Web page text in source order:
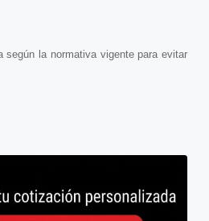
según la normativa vigente para evitar